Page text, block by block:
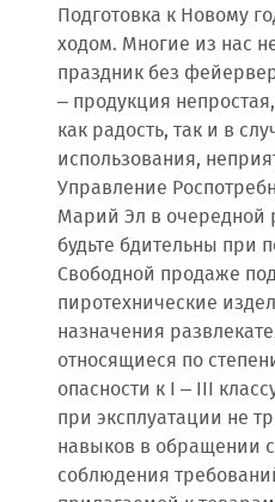
Подготовка к Новому
ходом. Многие из нас
праздник без
– продукция
как радость, так и в
использования,
Управление
Марий Эл в очередной
будьте бдительны при
Свободной продаже
пиротехнические
назначения
относящиеся по
опасности к I – III
при эксплуатации не
навыков в обращении
соблюдения